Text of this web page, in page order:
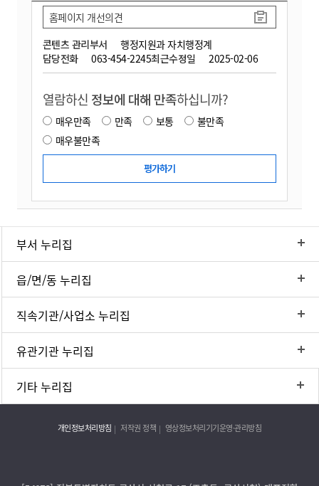
콘텐츠 관리부서
행정지원과 자치행정계
담당전화
063-454-2245최근수정일 2025-02-06
홈페이지 개선의견
열람하신 정보에 대해 만족하십니까?
매우만족 만족 보통
불만족
매우불만족
부서 누리집
읍/면/동 누리집
직속기관/사업소 누리집
유관기관 누리집
기타 누리집
개인정보처리방침 저작권 정책 영상정보처리기기운영·관리방침